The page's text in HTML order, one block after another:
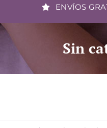
ENVÍOS
Sin